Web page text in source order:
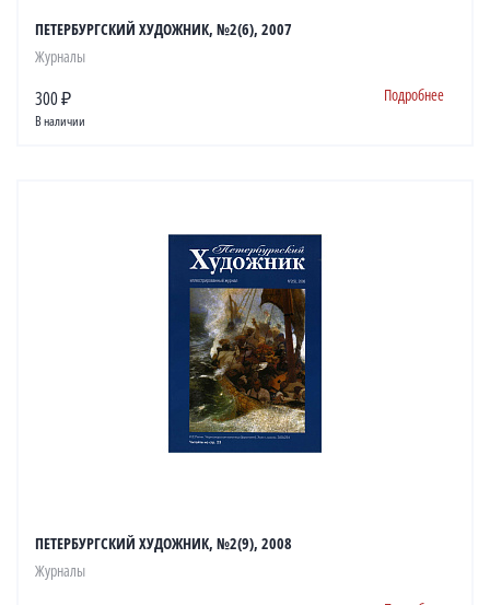
ПЕТЕРБУРГСКИЙ ХУДОЖНИК, №2(6), 2007
Журналы
300 ₽ Подробнее
В наличии
ПЕТЕРБУРГСКИЙ ХУДОЖНИК, №2(9), 2008
Журналы